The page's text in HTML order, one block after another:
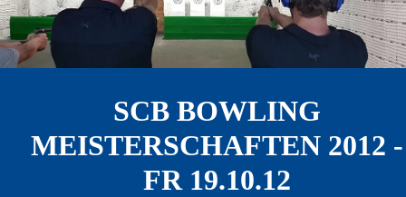
SCB BOWLING
MEISTERSCHAFTEN 2012 -
FR 19.10.12